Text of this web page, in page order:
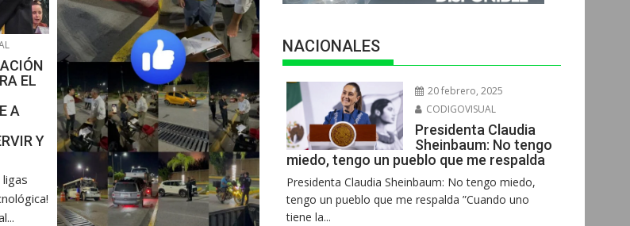
EL
A
Y
NACIONALES
20 febrero, 2025
CODIGOVISUAL
Presidenta Claudia
Sheinbaum: No tengo
miedo, tengo un pueblo que me respalda
Presidenta Claudia Sheinbaum: No tengo miedo,
tengo un pueblo que me respalda ”Cuando uno
tiene la...